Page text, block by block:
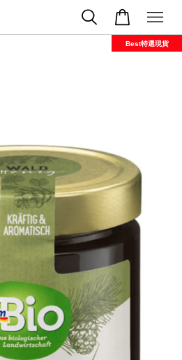
Best特選現貨